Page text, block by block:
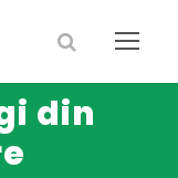
din